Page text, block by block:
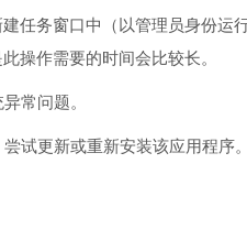
任务窗口中（以管理员身份运
操作需要的时间会比较长。
常问题。
试更新或重新安装该应用程序